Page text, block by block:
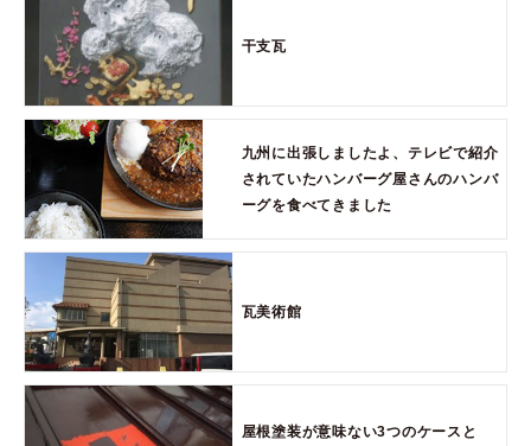
干支瓦
九州に出張しましたよ、テレビで紹介
されていたハンバーグ屋さんのハンバ
ーグを食べてきました
瓦美術館
屋根塗装が意味ない3つのケースと